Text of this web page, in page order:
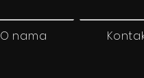
O nama